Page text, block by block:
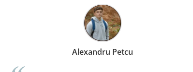
Alexandru Petcu